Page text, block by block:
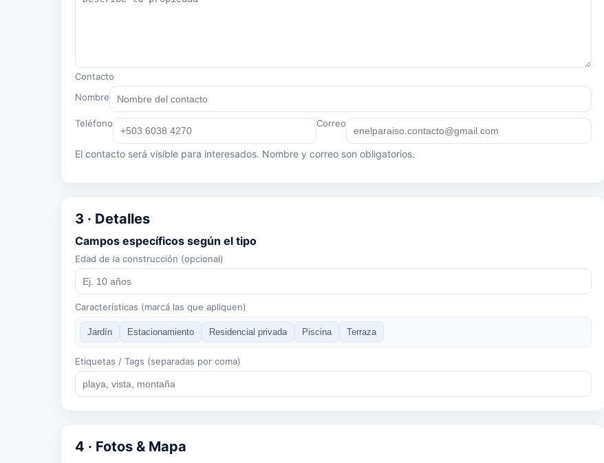
Contacto
Nombre
Teléfono Correo
El contacto será visible para interesados. Nombre y correo son obligatorios.
3 · Detalles
Campos específicos según el tipo
Edad de la construcción (opcional)
Características (marcá las que apliquen)
Jardín Estacionamiento Residencial privada Piscina Terraza
Etiquetas / Tags (separadas por coma)
4 · Fotos & Mapa